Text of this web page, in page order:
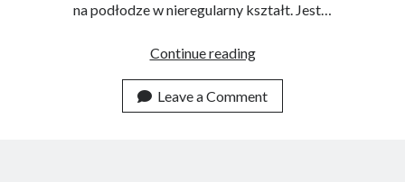
na podłodze w nieregularny kształt. Jest…
Continue readingŚmiech
rozlanym
mlekiem
Leave a Comment